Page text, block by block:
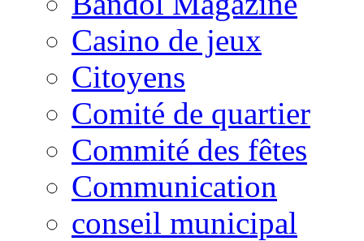
Casino de jeux
Citoyens
Comité de quartier
Commité des fêtes
Communication
conseil municipal